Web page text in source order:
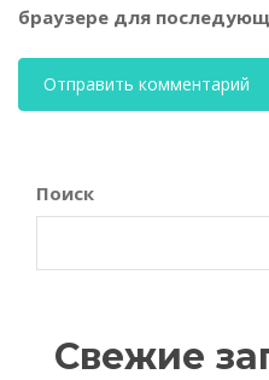
браузере для
Поиск
Свежие